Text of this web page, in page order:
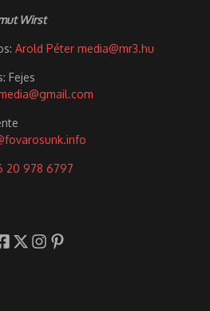
Wirst
Arold Péter media@mr3.hu
Fejes
20 978 6797